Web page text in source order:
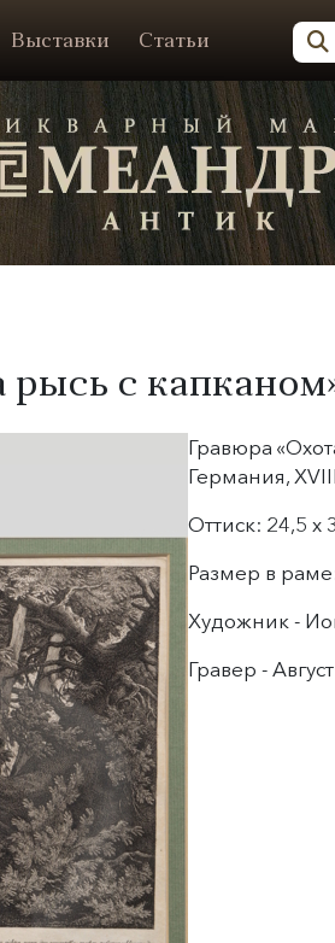
Выставки Статьи
с
Гравюра
Германия,
Оттиск: 24,5 х
Размер в
Художник -
Гравер -